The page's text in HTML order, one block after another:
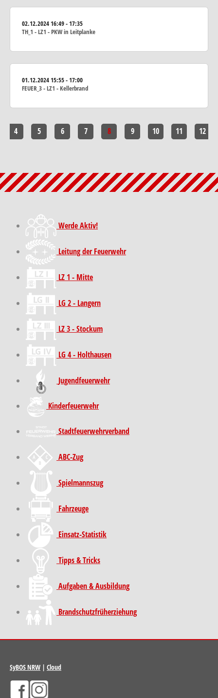
02.12.202416:49 - 17:35
TH_1 - LZ1 - PKW in Leitplanke
01.12.202415:55 - 17:00
FEUER_3 - LZ1 - Kellerbrand
4 5 6 7 8 9 10 11 12
Werde Aktiv!
Leitung der Feuerwehr
LZ 1 - Mitte
LG 2 - Langern
LZ 3 - Stockum
LG 4 - Holthausen
Jugendfeuerwehr
Kinder­feuer­wehr
Stadt­feuer­wehr­verband
ABC-Zug
Spielmannszug
Fahrzeuge
Einsatz-Statistik
Tipps & Tricks
Aufgaben & Ausbildung
Brand­schutz­früh­erziehung
SyBOS NRW | Cloud